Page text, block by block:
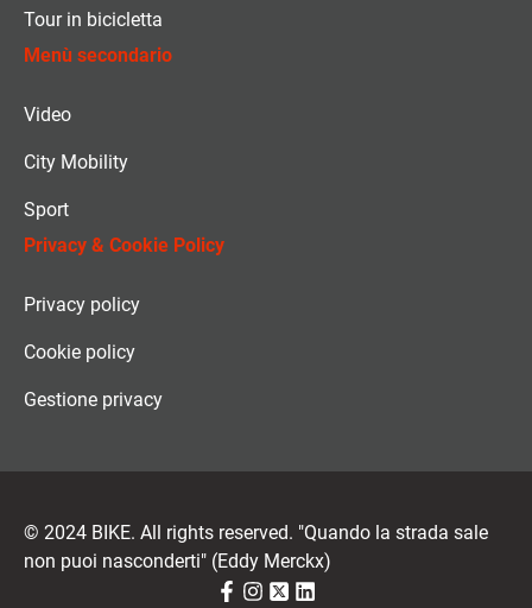
Tour in bicicletta
Menù secondario
Video
City Mobility
Sport
Privacy & Cookie Policy
Privacy policy
Cookie policy
Gestione privacy
© 2024 BIKE. All rights reserved. "Quando la strada sale
non puoi nasconderti" (Eddy Merckx)